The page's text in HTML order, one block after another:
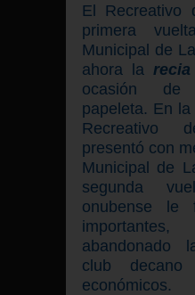
El Recreativo
primera
Municipal de
ahora la
ocasión de
papeleta. En
Recreativo
presentó con
Municipal de
segunda
onubense le
abandonado
club decano
económicos.